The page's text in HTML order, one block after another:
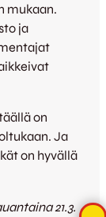
mukaan.
ja
on
Ja
on hyvällä
21.3.